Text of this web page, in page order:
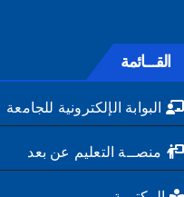
القـــائمة
البوابة الإلكترونية للجامعة
منصــة التعليم عن بعد